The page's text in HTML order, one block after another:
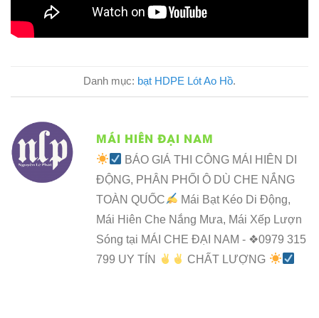
Danh mục: bạt HDPE Lót Ao Hồ.
MÁI HIÊN ĐẠI NAM
BÁO GIÁ THI CÔNG MÁI HIÊN DI
ĐỘNG, PHÂN PHỐI Ô DÙ CHE NẮNG
TOÀN QUỐC
Mái Bạt Kéo Di Động,
Mái Hiên Che Nắng Mưa, Mái Xếp Lượn
Sóng tại MÁI CHE ĐẠI NAM - ❖0979 315
799 UY TÍN
CHẤT LƯỢNG